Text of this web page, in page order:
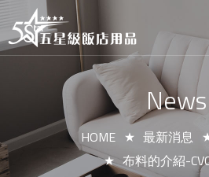
News
HOME 最新消息
布料的介紹-